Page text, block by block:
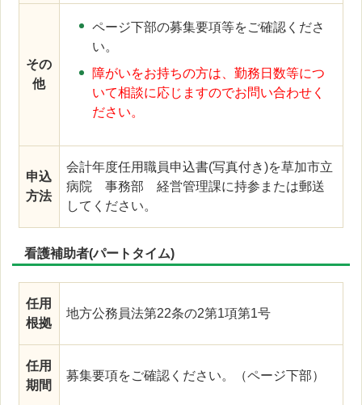
その
他
ページ下部の募集要項等をご確認くださ
い。
障がいをお持ちの方は、勤務日数等につ
いて相談に応じますのでお問い合わせく
ださい。
申込
方法
会計年度任用職員申込書(写真付き)を草加市立
病院 事務部 経営管理課に持参または郵送
してください。
看護補助者(パートタイム)
任用
根拠
地方公務員法第22条の2第1項第1号
任用
期間
募集要項をご確認ください。（ページ下部）